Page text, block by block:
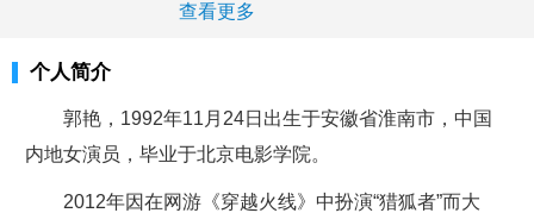
查看更多
个人简介
郭艳，1992年11月24日出生于安徽省淮南市，中国
内地女演员，毕业于北京电影学院。
2012年因在网游《穿越火线》中扮演“猎狐者”而大